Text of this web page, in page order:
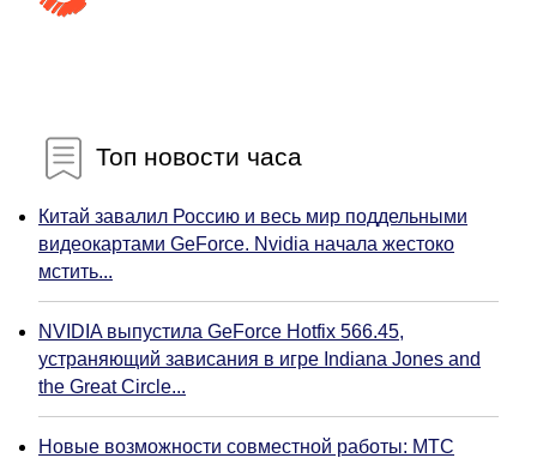
Топ новости часа
Китай завалил Россию и весь мир поддельными
видеокартами GeForce. Nvidia начала жестоко
мстить...
NVIDIA выпустила GeForce Hotfix 566.45,
устраняющий зависания в игре Indiana Jones and
the Great Circle...
Новые возможности совместной работы: МТС